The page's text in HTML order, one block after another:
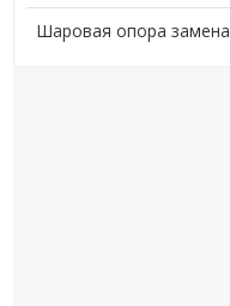
Шаровая опора замена